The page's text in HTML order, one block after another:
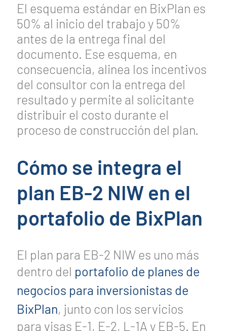
El esquema estándar en BixPlan es
50% al inicio del trabajo y 50%
antes de la entrega final del
documento. Ese esquema, en
consecuencia, alinea los incentivos
del consultor con la entrega del
resultado y permite al solicitante
distribuir el costo durante el
proceso de construcción del plan.
Cómo se integra el
plan EB-2 NIW en el
portafolio de BixPlan
El plan para EB-2 NIW es uno más
dentro del portafolio de planes de
negocios para inversionistas de
BixPlan, junto con los servicios
para visas E-1, E-2, L-1A y EB-5. En